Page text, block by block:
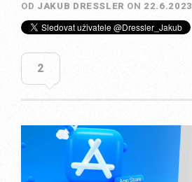
OD JAKUB DRESSLER ON 22.6.2023
2